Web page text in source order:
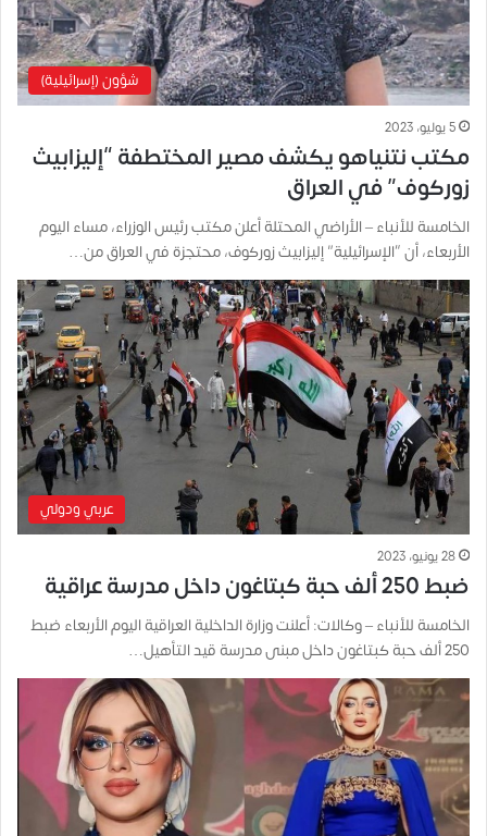
شؤون (إسرائيلية)
5 يوليو، 2023
مكتب نتنياهو يكشف مصير المختطفة “إليزابيث
زوركوف” في العراق
الخامسة للأنباء – الأراضي المحتلة أعلن مكتب رئيس الوزراء، مساء اليوم
الأربعاء، أن “الإسرائيلية” إليزابيث زوركوف، محتجزة في العراق من…
عربي ودولي
28 يونيو، 2023
ضبط 250 ألف حبة كبتاغون داخل مدرسة عراقية
الخامسة للأنباء – وكالات: أعلنت وزارة الداخلية العراقية اليوم الأربعاء ضبط
250 ألف حبة كبتاغون داخل مبنى مدرسة قيد التأهيل…